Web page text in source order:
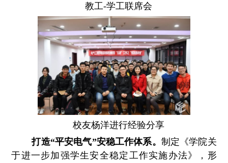
教工-学工联席会
校友杨洋进行经验分享
打造“平安电气”安稳工作体系。 制定《学院关
于进一步加强学生安全稳定工作实施办法》，形